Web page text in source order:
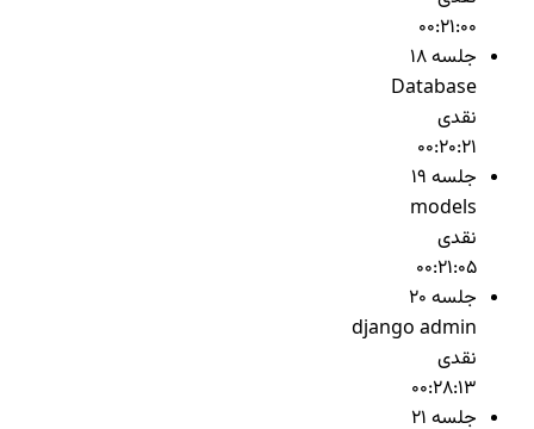
00:21:00
جلسه 18
Database
نقدی
00:20:21
جلسه 19
models
نقدی
00:21:05
جلسه 20
django admin
نقدی
00:28:13
جلسه 21